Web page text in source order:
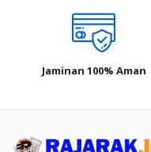
Jaminan 100% Aman